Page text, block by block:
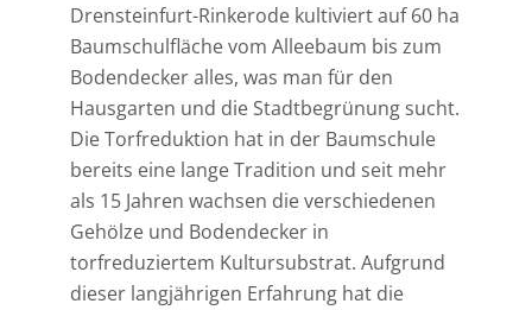
Drensteinfurt-Rinkerode kultiviert auf 60 ha
Baumschulfläche vom Alleebaum bis zum
Bodendecker alles, was man für den
Hausgarten und die Stadtbegrünung sucht.
Die Torfreduktion hat in der Baumschule
bereits eine lange Tradition und seit mehr
als 15 Jahren wachsen die verschiedenen
Gehölze und Bodendecker in
torfreduziertem Kultursubstrat. Aufgrund
dieser langjährigen Erfahrung hat die